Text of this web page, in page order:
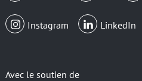
Instagram LinkedIn
Avec le soutien de